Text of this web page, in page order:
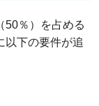
50％）を占める
以下の要件が追